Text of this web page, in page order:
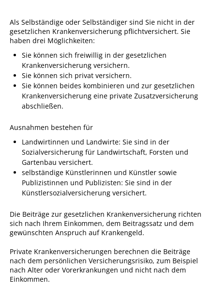
Schulkindbetreuung
Grundschule
Mensa
Musikschule
Gemeindebücherei
Veranstaltungsgebäude
Freiwillige Feuerwehr
Bauhof
Häckselplatz
Kläranlage
Wärmeplanung
Netzmonitor der NetzeBW
Als Selbständige oder Selbständiger sind Sie nicht in der
gesetzlichen Krankenversicherung pflichtversichert. Sie
haben drei Möglichkeiten:
Sie können sich freiwillig in der gesetzlichen
Krankenversicherung versichern.
Sie können sich privat versichern.
Sie können beides kombinieren und zur gesetzlichen
Krankenversicherung eine private Zusatzversicherung
abschließen.
Ausnahmen bestehen für
Landwirtinnen und Landwirte: Sie sind in der
Sozialversicherung für Landwirtschaft, Forsten und
Gartenbau versichert.
selbständige Künstlerinnen und Künstler sowie
Publizistinnen und Publizisten: Sie sind in der
Künstlersozialversicherung versichert.
Die Beiträge zur gesetzlichen Krankenversicherung richten
sich nach Ihrem Einkommen, dem Beitragssatz und dem
gewünschten Anspruch auf Krankengeld.
Private Krankenversicherungen berechnen die Beiträge
nach dem persönlichen Versicherungsrisiko, zum Beispiel
nach Alter oder Vorerkrankungen und nicht nach dem
Einkommen.